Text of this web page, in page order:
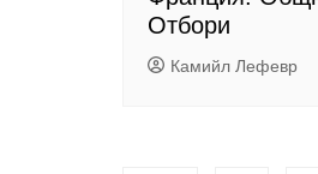
Отбори
Камийл Лефевр